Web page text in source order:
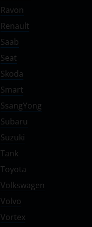
Ravon
Renault
Saab
Seat
Skoda
Smart
SsangYong
Subaru
Suzuki
Tank
Toyota
Volkswagen
Volvo
Vortex